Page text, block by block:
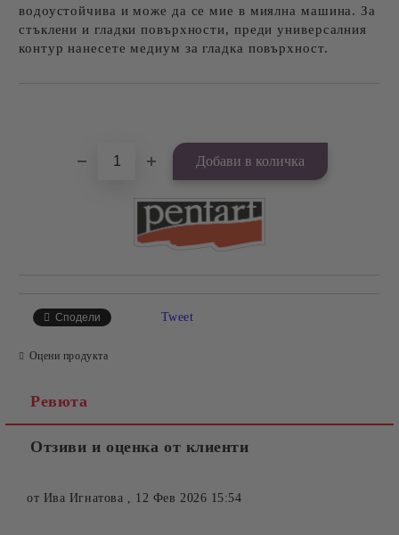
водоустойчива и може да се мие в миялна машина. За
стъклени и гладки повърхности, преди универсалния
контур нанесете медиум за гладка повърхност.
Сподели Tweet
Оцени продукта
Ревюта
Отзиви и оценка от клиенти
от Ива Игнатова , 12 Фев 2026 15:54